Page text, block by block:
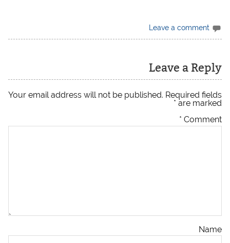
Leave a comment
Leave a Reply
Your email address will not be published. Required fields
are marked
*
Comment
*
Name